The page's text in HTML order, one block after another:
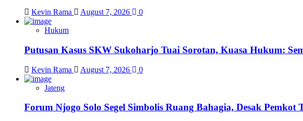
Kevin Rama August 7, 2026 0
Hukum
Putusan Kasus SKW Sukoharjo Tuai Sorotan, Kuasa Hukum:
Kevin Rama August 7, 2026 0
Jateng
Forum Njogo Solo Segel Simbolis Ruang Bahagia, Desak Pemkot